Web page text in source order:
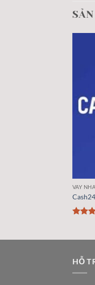
VAY
Cash24
sao
HỖ